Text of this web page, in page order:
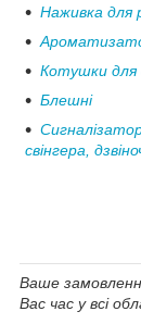
Наживка для
Котушки для
Блешні
свінгера,
Ваше
Вас час у всі